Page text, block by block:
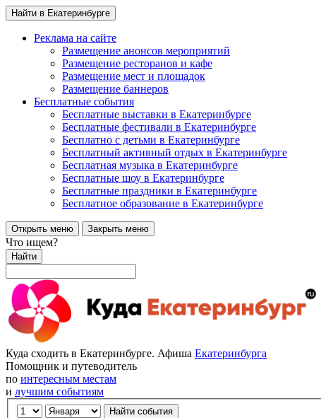
Найти в Екатеринбурге
Реклама на сайте
Размещение анонсов мероприятий
Размещение ресторанов и кафе
Размещение мест и площадок
Размещение баннеров
Бесплатные события
Бесплатные выставки в Екатеринбурге
Бесплатные фестивали в Екатеринбурге
Бесплатно с детьми в Екатеринбурге
Бесплатный активный отдых в Екатеринбурге
Бесплатная музыка в Екатеринбурге
Бесплатные шоу в Екатеринбурге
Бесплатные праздники в Екатеринбурге
Бесплатное образование в Екатеринбурге
Открыть меню Закрыть меню
Что ищем?
Найти
Куда сходить в Екатеринбурге. Афиша Екатеринбурга
Помощник и путеводитель
по интересным местам
и лучшим событиям